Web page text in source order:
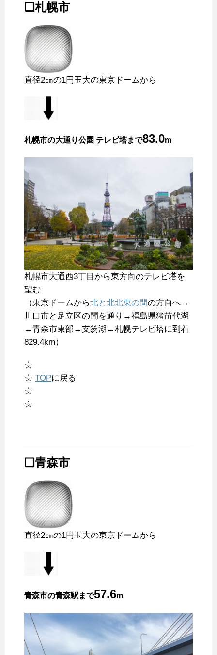
❑札幌市
直径2㎝の1円玉大の東京ドームから
札幌市の大通り公園 テレビ塔まで83.0m
札幌市大通西3丁目から東方向のテレビ塔を
望む
（東京ドームから北と北北東の間の方向へ→
川口市と足立区の間を通り→福島県猪苗代湖
→青森市東部→支笏湖→札幌テレビ塔に到着
829.4km）
☆
☆ TOPに戻る
☆
☆
❑青森市
直径2㎝の1円玉大の東京ドームから
青森市の青森駅まで57.6m